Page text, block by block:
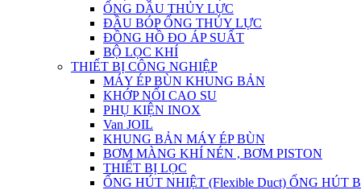
ỐNG DẦU THỦY LỰC
ĐẦU BÓP ỐNG THỦY LỰC
ĐỒNG HỒ ĐO ÁP SUẤT
BỘ LỌC KHÍ
THIẾT BỊ CÔNG NGHIỆP
MÁY ÉP BÙN KHUNG BẢN
KHỚP NỐI CAO SU
PHỤ KIỆN INOX
Van JOIL
KHUNG BẢN MÁY ÉP BÙN
BƠM MÀNG KHÍ NÉN , BƠM PISTON
THIẾT BỊ LỌC
ỐNG HÚT NHIỆT (Flexible Duct) ỐNG HÚT